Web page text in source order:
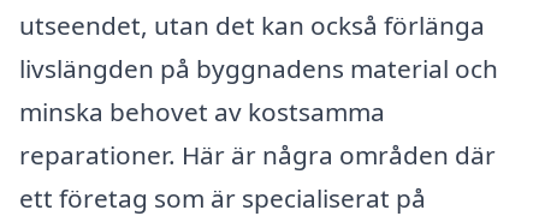
utseendet, utan det kan också förlänga
livslängden på byggnadens material och
minska behovet av kostsamma
reparationer. Här är några områden där
ett företag som är specialiserat på